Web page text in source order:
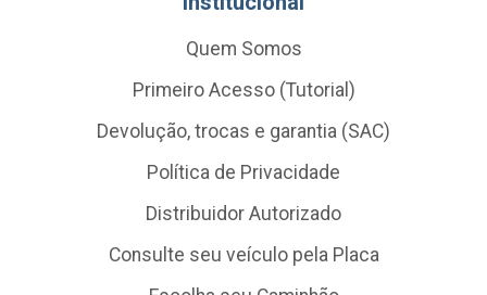
Quem Somos
Primeiro Acesso (Tutorial)
Devolução, trocas e garantia (SAC)
Política de Privacidade
Distribuidor Autorizado
Consulte seu veículo pela Placa